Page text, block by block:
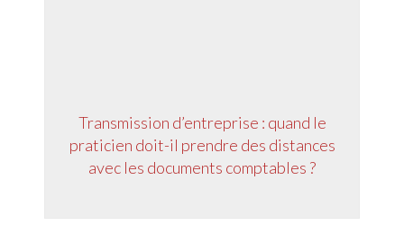
Transmission d’entreprise : quand le
praticien doit-il prendre des distances
avec les documents comptables ?